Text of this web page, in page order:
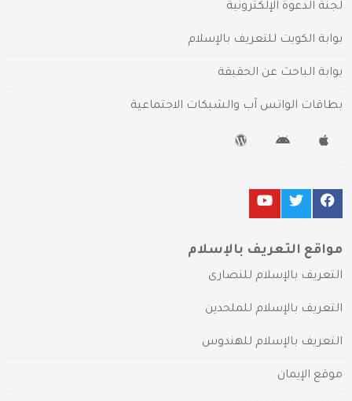
لجنة الدعوة الإلكترونية
بوابة الكويت للتعريف بالإسلام
بوابة الباحث عن الحقيقة
بطاقات الواتس آب والشبكات الاجتماعية
مواقع التعريف بالإسلام
التعريف بالإسلام للنصارى
التعريف بالإسلام للملحدين
التعريف بالإسلام للهندوس
موقع الإيمان